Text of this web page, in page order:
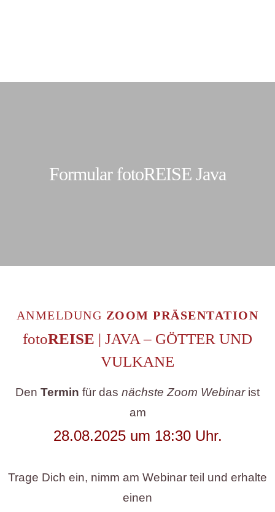
Formular fotoREISE Java
ANMELDUNG ZOOM PRÄSENTATION
fotoREISE | JAVA – GÖTTER UND
VULKANE
Den Termin für das nächste Zoom Webinarist
am
28.08.2025 um 18:30 Uhr.
Trage Dich ein, nimm am Webinar teil und erhalte
einen